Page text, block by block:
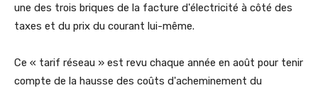
une des trois briques de la facture d'électricité à côté des
taxes et du prix du courant lui-même.
Ce « tarif réseau » est revu chaque année en août pour tenir
compte de la hausse des coûts d'acheminement du